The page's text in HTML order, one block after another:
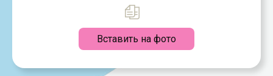
Вставить на фото